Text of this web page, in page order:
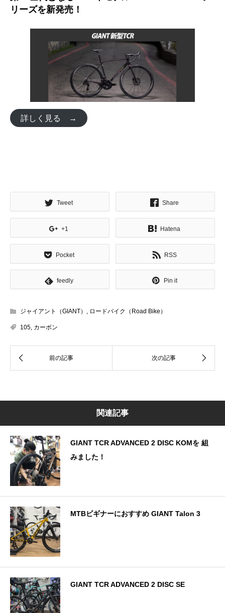
リーズを新発売！
詳しく見る →
Tweet Share
+1 Hatena
Pocket RSS
feedly Pin it
ジャイアント（GIANT） ロードバイク（Road Bike）
105 カーボン
関連記事
GIANT TCR ADVANCED 2 DISC KOMを 組
みました！
MTBビギナーにおすすめ GIANT Talon 3
GIANT TCR ADVANCED 2 DISC SE